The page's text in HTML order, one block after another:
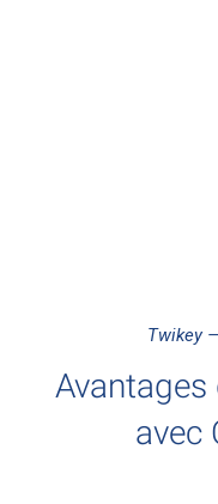
Twikey
avec